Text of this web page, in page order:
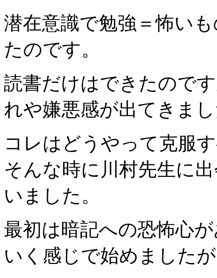
潜在意識で勉強＝怖い
たのです。
読書だけはできたので
れや嫌悪感が出てきま
コレはどうやって克服
そんな時に川村先生に
いました。
最初は暗記への恐怖心
いく感じで始めました